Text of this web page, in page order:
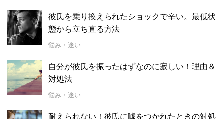
彼氏を乗り換えられたショックで辛い。最低状
態から立ち直る方法
悩み・迷い
自分が彼氏を振ったはずなのに寂しい！理由＆
対処法
悩み・迷い
耐えられない！彼氏に嘘をつかれたときの対処